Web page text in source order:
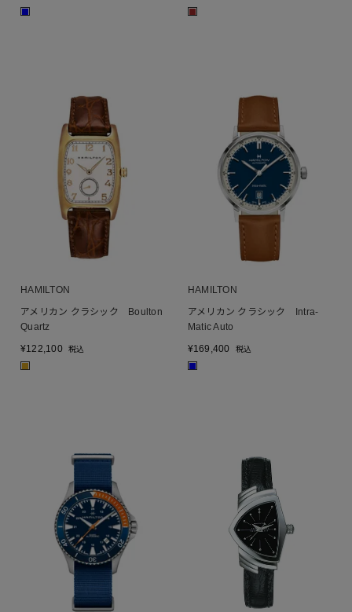
■ ■
HAMILTON
アメリカン クラシック Boulton
Quartz
¥122,100 税込
HAMILTON
アメリカン クラシック Intra-
Matic Auto
¥169,400 税込